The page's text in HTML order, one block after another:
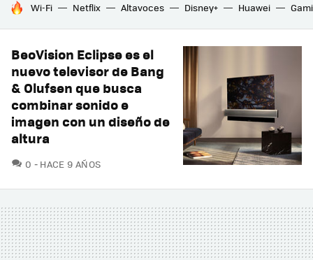
HOY SE HABLA DE
Wi-Fi Netflix Altavoces Disney+ Huawei
BeoVision Eclipse es el
nuevo televisor de Bang
& Olufsen que busca
combinar sonido e
imagen con un diseño de
altura
0 COMENTARIOS
HACE 9 AÑOS